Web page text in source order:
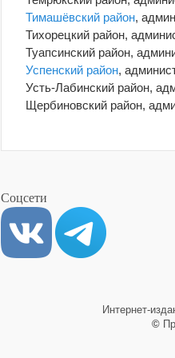
Тимашёвский район,
Тихорецкий район,
Туапсинский район,
Успенский район,
Усть-Лабинский район,
Щербиновский район,
Соцсети
Интернет-
©